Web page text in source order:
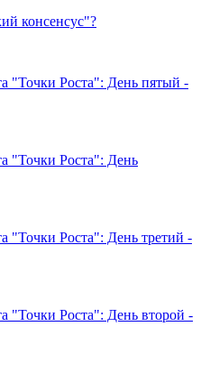
консенсус"?
"Точки Роста": День пятый -
"Точки Роста": День
"Точки Роста": День третий -
"Точки Роста": День второй -